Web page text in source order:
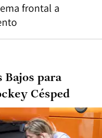
frontal a
Bajos para
Césped